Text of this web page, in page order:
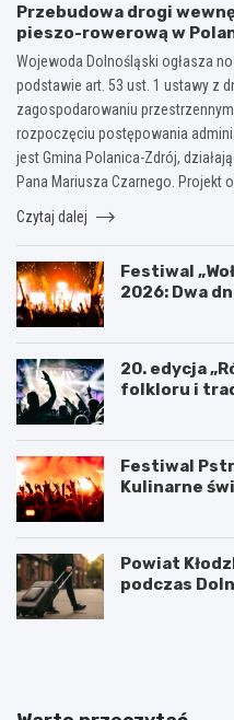
Przebudowa drogi
pieszo-rowerową w
Wojewoda Dolnośląski ogłasza
podstawie art. 53 ust. 1 ustawy z
zagospodarowaniu
rozpoczęciu postępowania
jest Gmina Polanica-Zdrój,
Pana Mariusza Czarnego. Projekt
Czytaj dalej
Festiwal
2026: Dwa
20. edycja
folkloru i
Festiwal
Kulinarne
Powiat
podczas
P
K